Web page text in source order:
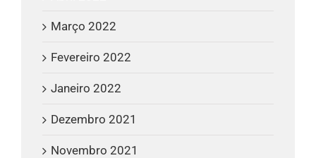
Março 2022
Fevereiro 2022
Janeiro 2022
Dezembro 2021
Novembro 2021